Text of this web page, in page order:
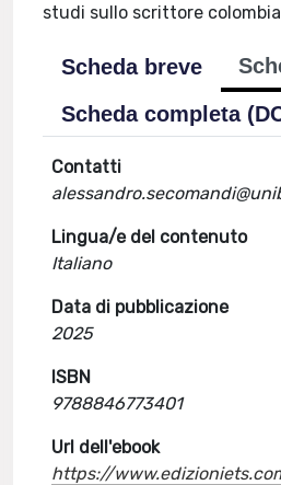
studi sullo scrittore
Scheda breve
Scheda completa
Contatti
Lingua/e del contenuto
Italiano
Data di pubblicazione
2025
ISBN
9788846773401
Url dell'ebook
https://